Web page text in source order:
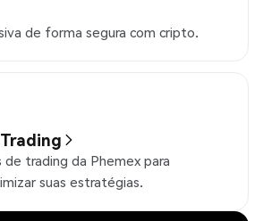
de forma segura com cripto.
de trading da Phemex para
suas estratégias.